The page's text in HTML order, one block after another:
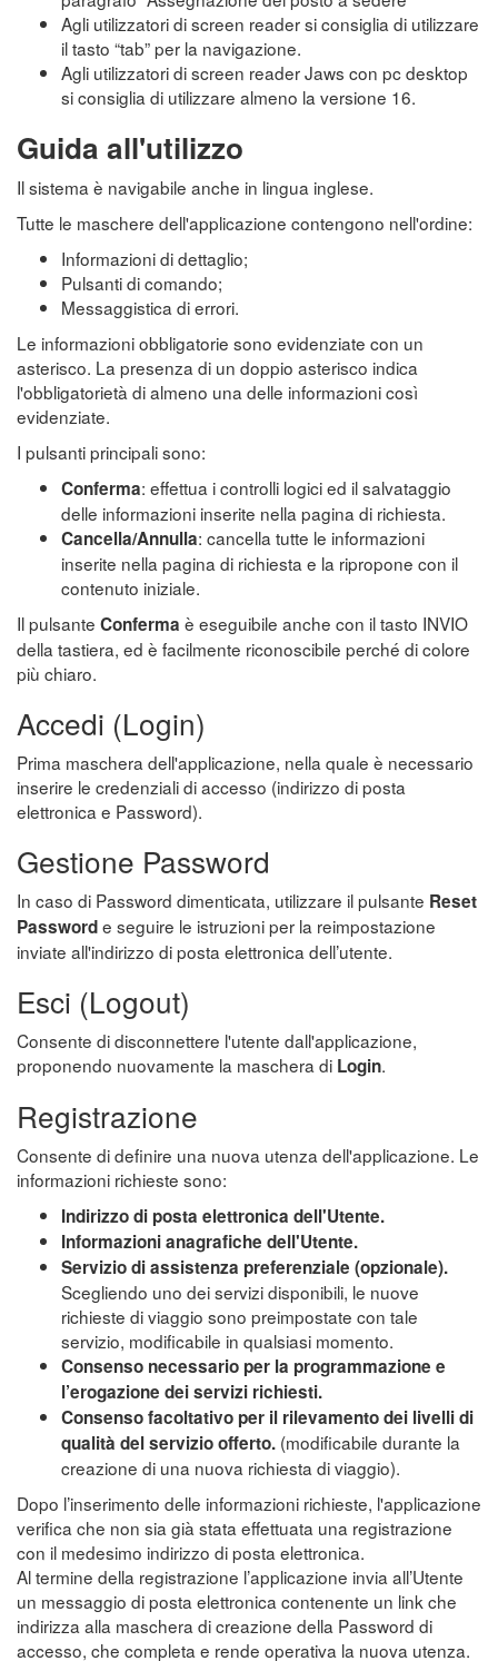
Agli utilizzatori di screen reader si consiglia di utilizzare
il tasto “tab” per la navigazione.
Agli utilizzatori di screen reader Jaws con pc desktop
si consiglia di utilizzare almeno la versione 16.
Guida all'utilizzo
Il sistema è navigabile anche in lingua inglese.
Tutte le maschere dell'applicazione contengono nell'ordine:
Informazioni di dettaglio;
Pulsanti di comando;
Messaggistica di errori.
Le informazioni obbligatorie sono evidenziate con un
asterisco. La presenza di un doppio asterisco indica
l'obbligatorietà di almeno una delle informazioni così
evidenziate.
I pulsanti principali sono:
Conferma: effettua i controlli logici ed il salvataggio
delle informazioni inserite nella pagina di richiesta.
Cancella/Annulla: cancella tutte le informazioni
inserite nella pagina di richiesta e la ripropone con il
contenuto iniziale.
Il pulsante Conferma è eseguibile anche con il tasto INVIO
della tastiera, ed è facilmente riconoscibile perché di colore
più chiaro.
Accedi (Login)
Prima maschera dell'applicazione, nella quale è necessario
inserire le credenziali di accesso (indirizzo di posta
elettronica e Password).
Gestione Password
In caso di Password dimenticata, utilizzare il pulsante Reset
Passworde seguire le istruzioni per la reimpostazione
inviate all'indirizzo di posta elettronica dell’utente.
Esci (Logout)
Consente di disconnettere l'utente dall'applicazione,
proponendo nuovamente la maschera di Login.
Registrazione
Consente di definire una nuova utenza dell'applicazione. Le
informazioni richieste sono:
Indirizzo di posta elettronica dell'Utente.
Informazioni anagrafiche dell'Utente.
Servizio di assistenza preferenziale (opzionale).
Scegliendo uno dei servizi disponibili, le nuove
richieste di viaggio sono preimpostate con tale
servizio, modificabile in qualsiasi momento.
Consenso necessario per la programmazione e
l’erogazione dei servizi richiesti.
Consenso facoltativo per il rilevamento dei livelli di
qualità del servizio offerto. (modificabile durante la
creazione di una nuova richiesta di viaggio).
Dopo l’inserimento delle informazioni richieste, l'applicazione
verifica che non sia già stata effettuata una registrazione
con il medesimo indirizzo di posta elettronica.
Al termine della registrazione l’applicazione invia all’Utente
un messaggio di posta elettronica contenente un link che
indirizza alla maschera di creazione della Password di
accesso, che completa e rende operativa la nuova utenza.